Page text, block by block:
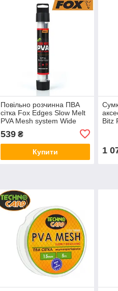
Повільно розчинна ПВА
сітка Fox Edges Slow Melt
PVA Mesh system Wide
539₴
Купити
Bitz
1